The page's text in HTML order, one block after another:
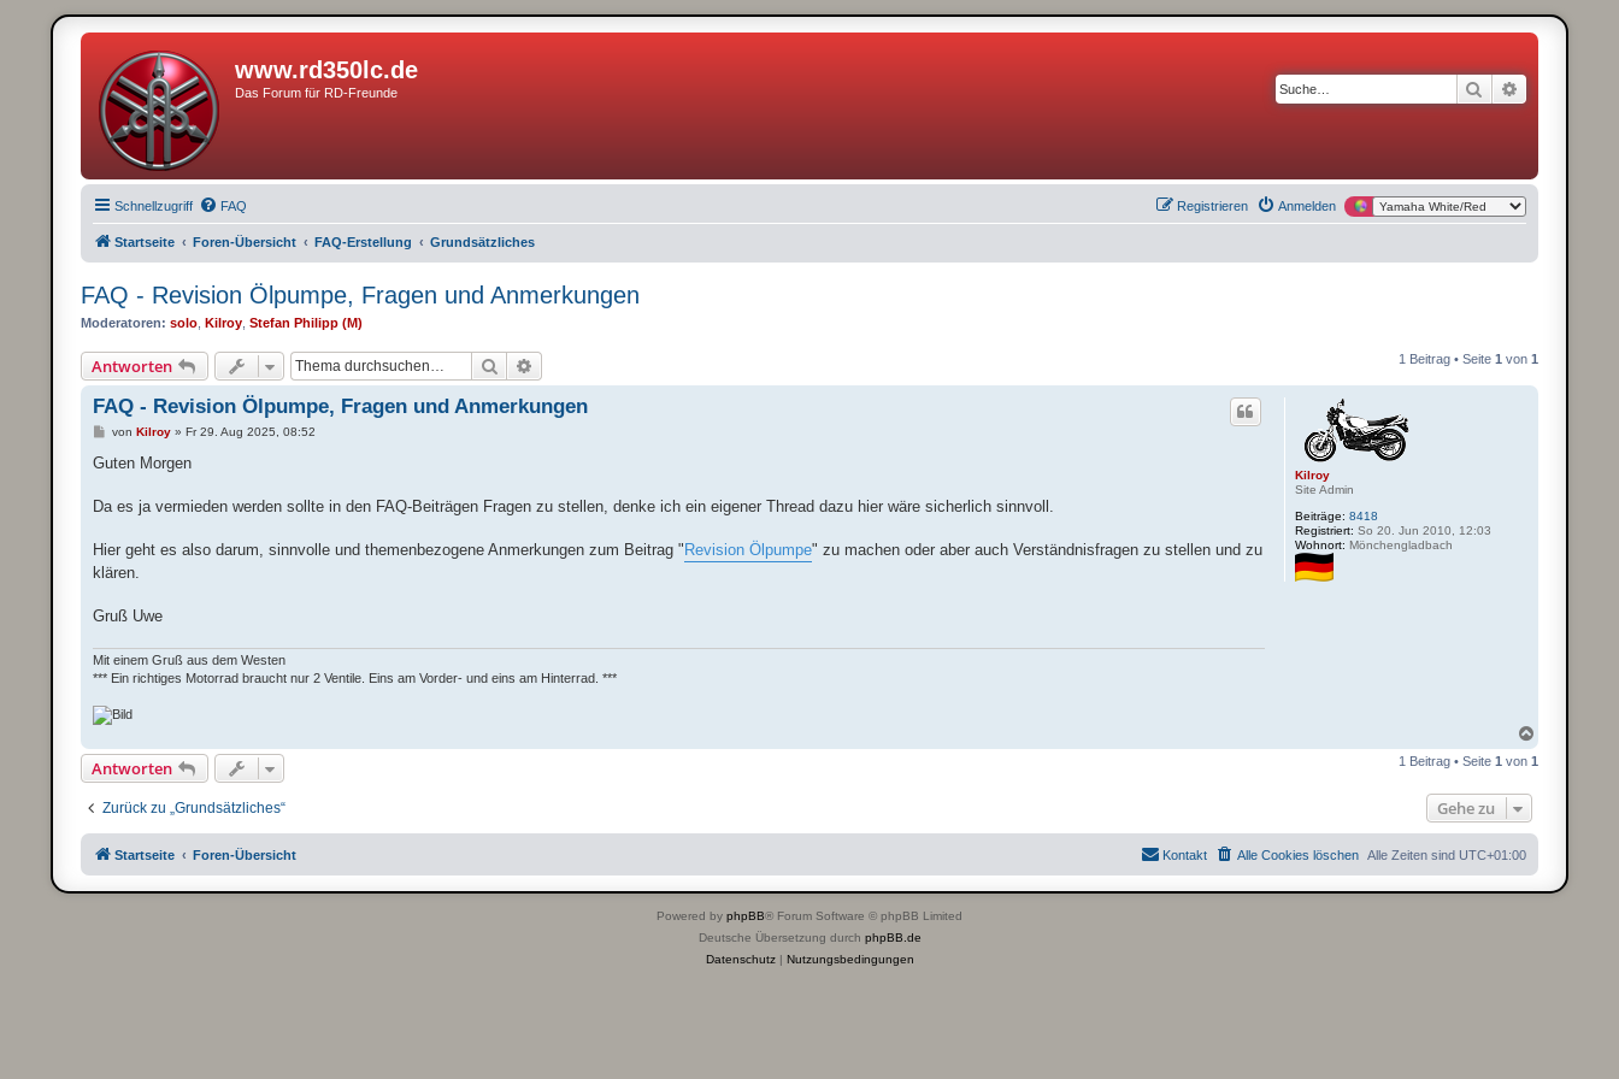
www.rd350lc.de
Das Forum für RD-Freunde Suche
Schnellzugriff FAQ Anmelden
Registrieren
Startseite Foren-Übersicht FAQ-Erstellung Grundsätzliches
FAQ - Revision Ölpumpe, Fragen und Anmerkungen
Moderatoren: solo ,Kilroy ,Stefan Philipp (M)
Antworten Suche 1 Beitrag • Seite 1 von 1
Kilroy
Site Admin
Beiträge: 8418
Registriert: So 20. Jun 2010, 12:03
Wohnort: Mönchengladbach
FAQ - Revision Ölpumpe, Fragen und Anmerkungen
B
a
vonKilroy »Fr 29. Aug 2025, 08:52
Guten Morgen
Da es ja vermieden werden sollte in den FAQ-Beiträgen Fragen zu stellen, denke ich ein eigener Thread dazu hier wäre sicherlich sinnvoll.
Hier geht es also darum, sinnvolle und themenbezogene Anmerkungen zum Beitrag "Revision Ölpumpe" zu machen oder aber auch Verständnisfragen zu stellen und zu
klären.
Gruß Uwe
Mit einem Gruß aus dem Westen
*** Ein richtiges Motorrad braucht nur 2 Ventile. Eins am Vorder- und eins am Hinterrad. ***
a
c
e
Antworten 1 Beitrag • Seite 1 von 1
Zurück zu „Grundsätzliches“ Gehe zu
Startseite Foren-Übersicht Alle Zeiten sind UTC+01:00
Alle Cookies löschen
Kontakt
Powered by phpBB® Forum Software © phpBB Limited
Deutsche Übersetzung durch phpBB.de
Datenschutz| Nutzungsbedingungen